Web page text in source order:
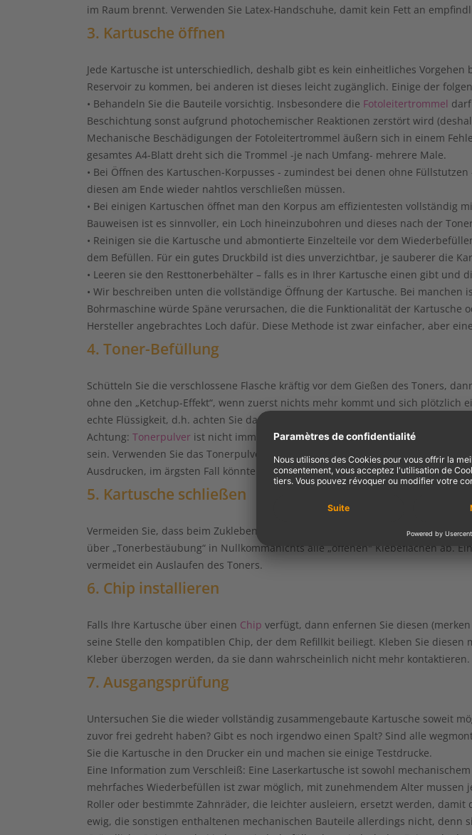
im Raum brennt. Verwenden Sie Latex-Handschuhe, damit kein Fett an
3. Kartusche öffnen
Jede Kartusche ist unterschiedlich, deshalb gibt es kein einheitliches
Reservoir zu kommen, bei anderen ist dieses leicht zugänglich. Einige der
• Behandeln Sie die Bauteile vorsichtig. Insbesondere die Fotoleitertrommel
Beschichtung sonst aufgrund photochemischer Reaktionen zerstört wird
Mechanische Beschädigungen der Fotoleitertrommel äußern sich in einem
gesamtes A4-Blatt dreht sich die Trommel -je nach Umfang- mehrere Male.
• Bei Öffnen des Kartuschen-Korpusses - zumindest bei denen ohne
diesen am Ende wieder nahtlos verschließen müssen.
• Bei einigen Kartuschen öffnet man den Korpus am effizientesten vollständig
Bauweisen ist es sinnvoller, ein Loch hineinzubohren und dieses nach der
• Reinigen sie die Kartusche und abmontierte Einzelteile vor dem
dem Befüllen. Für ein gutes Druckbild ist dies unverzichtbar, je sauberer die
• Leeren sie den Resttonerbehälter – falls es in Ihrer Kartusche einen gibt und
• Wir beschreiben unten die vollständige Öffnung der Kartusche. Bei
Bohrmaschine würde Späne verursachen, die die Funktionalität der Kartusche
Hersteller angebrachtes Loch dafür. Diese Methode ist zwar einfacher, aber
4. Toner-Befüllung
Schütteln Sie die verschlossene Flasche kräftig vor dem Gießen des Toners,
ohne den „Ketchup-Effekt“, wenn zuerst nichts mehr kommt und sich plötzlich
echte Flüssigkeit, d.h. achten Sie darauf, die Kartusche horizontal zu halten
Achtung: Tonerpulver ist nicht immer gleich. Viskosität (Fließeigenschaften),
sein. Verwenden Sie das Tonerpulver des Refill-Kits also nur in den
Ausdrucken, im ärgsten Fall könnte es gar den Drucker verstopfen.
5. Kartusche schließen
Vermeiden Sie, dass beim Zukleben Schlitze bleiben, falls Sie die Kartusche
über „Tonerbestäubung“ in Nullkommanichts alle „offenen" Klebeflächen ab.
vermeidet ein Auslaufen des Toners.
6. Chip installieren
Falls Ihre Kartusche über einen Chip verfügt, dann enfernen Sie diesen
seine Stelle den kompatiblen Chip, der dem Refillkit beiliegt. Kleben Sie
Kleber überzogen werden, da sie dann wahrscheinlich nicht mehr kontaktieren.
7. Ausgangsprüfung
Untersuchen Sie die wieder vollständig zusammengebaute Kartusche soweit
zuvor frei gedreht haben? Gibt es noch irgendwo einen Spalt? Sind alle
Sie die Kartusche in den Drucker ein und machen sie einige Testdrucke.
Eine Information zum Verschleiß: Eine Laserkartusche ist sowohl
mehrfaches Wiederbefüllen ist zwar möglich, mit zunehmendem Alter
Roller oder bestimmte Zahnräder, die leichter ausleiern, ersetzt werden,
ewig, die sonstigen enthaltenen mechanischen Bauteile allerdings nicht,